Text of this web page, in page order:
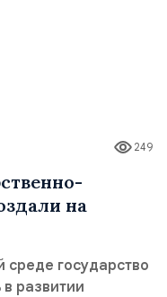
249
на
среде государство
развитии